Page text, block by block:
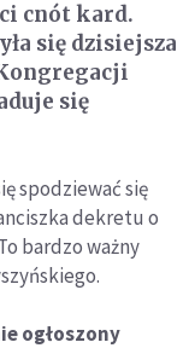
cnót kard.
się dzisiejsza
się
spodziewać się
dekretu o
bardzo ważny
ogłoszony